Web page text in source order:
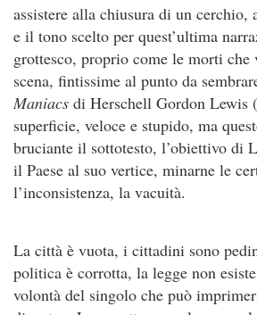
assistere alla chiusura di un
e il tono scelto per quest’ultima
grottesco, proprio come le morti che
scena, fintissime al punto da
Maniacs di Herschell Gordon Lewis
superficie, veloce e stupido, ma
bruciante il sottotesto, l’obiettivo di
il Paese al suo vertice, minarne le
l’inconsistenza, la vacuità.
La città è vuota, i cittadini sono
politica è corrotta, la legge non
volontà del singolo che può